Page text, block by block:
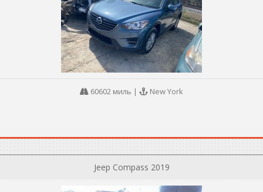
60602 миль | New York
Jeep Compass 2019